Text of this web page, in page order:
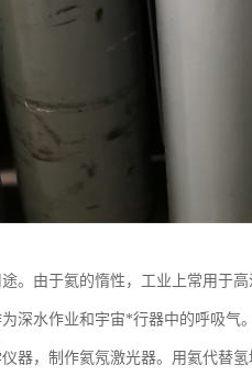
。由于氦的惰性，工业上常用于
深水作业和宇宙*行器中的呼吸气
器，制作氦氖激光器。用氦代替